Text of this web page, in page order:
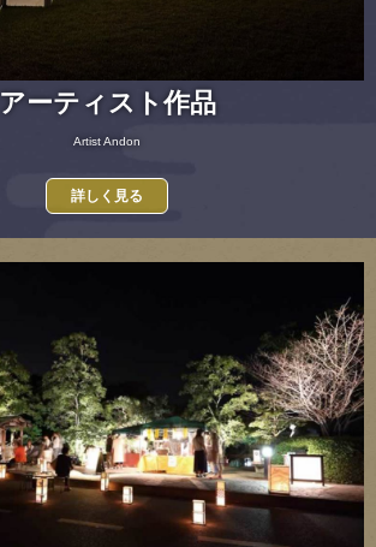
アーティスト作品
Artist Andon
詳しく見る